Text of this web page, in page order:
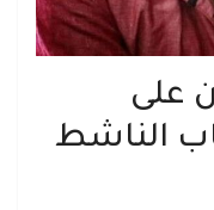
على
الناشط